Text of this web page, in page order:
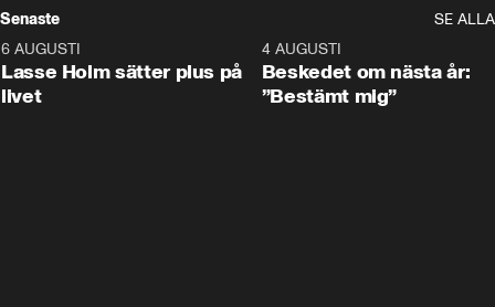
Senaste
SE ALLA
6 AUGUSTI
Lasse Holm sätter plus på
livet
4 AUGUSTI
Beskedet om nästa år:
”Bestämt mig”